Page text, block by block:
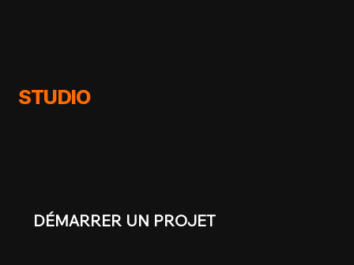
STUDIO
DÉMARRER UN PROJET